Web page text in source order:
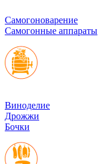
Cамогоноварение
Самогонные аппараты
Виноделие
Дрожжи
Бочки